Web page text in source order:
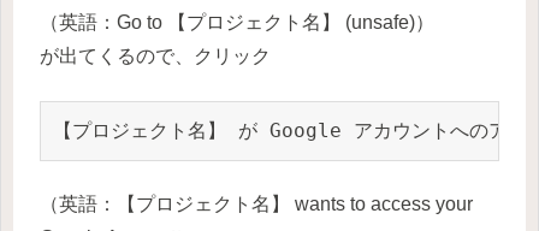
（英語：Go to 【プロジェクト名】 (unsafe)）
が出てくるので、クリック
【プロジェクト名】 が Google アカウントへのアク
（英語：【プロジェクト名】 wants to access your